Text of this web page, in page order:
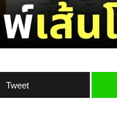
Tweet